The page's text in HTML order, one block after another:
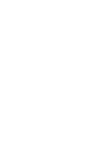
ging, da suchten wir im
geworden, denn in ihrem
hat sie uns alle
nun, damit eurer